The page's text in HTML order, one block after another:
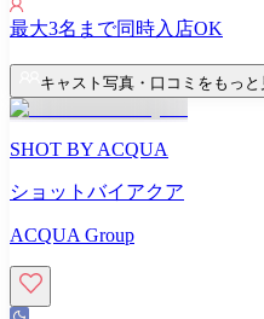
最大3名まで同時入店OK
キャスト写真・口コミをもっと
SHOT BY ACQUA
ショットバイアクア
ACQUA Group